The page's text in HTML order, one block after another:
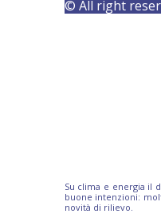
© All right
Su clima e energia il
buone intenzioni:
novità di rilievo.